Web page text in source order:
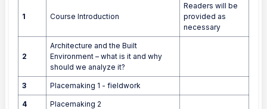
1 Course Introduction
Readers will be
provided as
necessary
2
Architecture and the Built
Environment – what is it and why
should we analyze it?
3 Placemaking 1 - fieldwork
4 Placemaking 2